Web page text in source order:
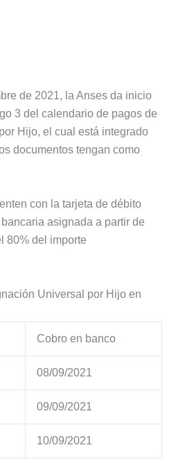
de 2021, la Anses da inicio
3 del calendario de pagos de
Hijo, el cual está integrado
documentos tengan como
con la tarjeta de débito
asignada a partir de
80% del importe
Universal por Hijo en
Cobro en banco
08/09/2021
09/09/2021
10/09/2021